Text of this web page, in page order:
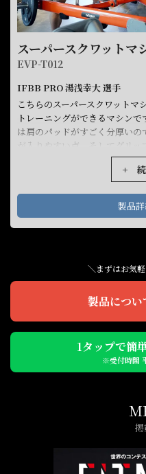
スーパースクワットマ
EVP-T012
IFBB PRO 湯浅幸大 選手
こちらのスーパースクワットマ
トレーニングができるマシン
は肩のパッドがすごく分厚い
が入りやすい点。そしてグリ
ートポジションの高さが5段階
したり、また可動域を深くし
能です。そしてストッパーが
ったら手前のバーを引いてスト
を終えることができます。プレ
箇所。このマシンは終止負荷
工夫されています。手前のプ
れるようになっていますので
心者から上級者まで幅広い人
+ 続
製品
＼まずはお気
製品につい
1タップで簡
※受付時間